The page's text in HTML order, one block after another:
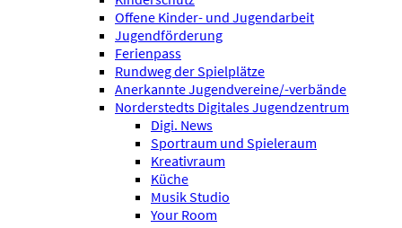
Offene Kinder- und Jugendarbeit
Jugendförderung
Ferienpass
Rundweg der Spielplätze
Anerkannte Jugendvereine/-verbände
Norderstedts Digitales Jugendzentrum
Digi. News
Sportraum und Spieleraum
Kreativraum
Küche
Musik Studio
Your Room